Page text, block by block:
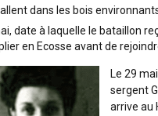
dans les bois
date à laquelle le bataillon
en Ecosse avant de
Le 29
sergent
arrive au